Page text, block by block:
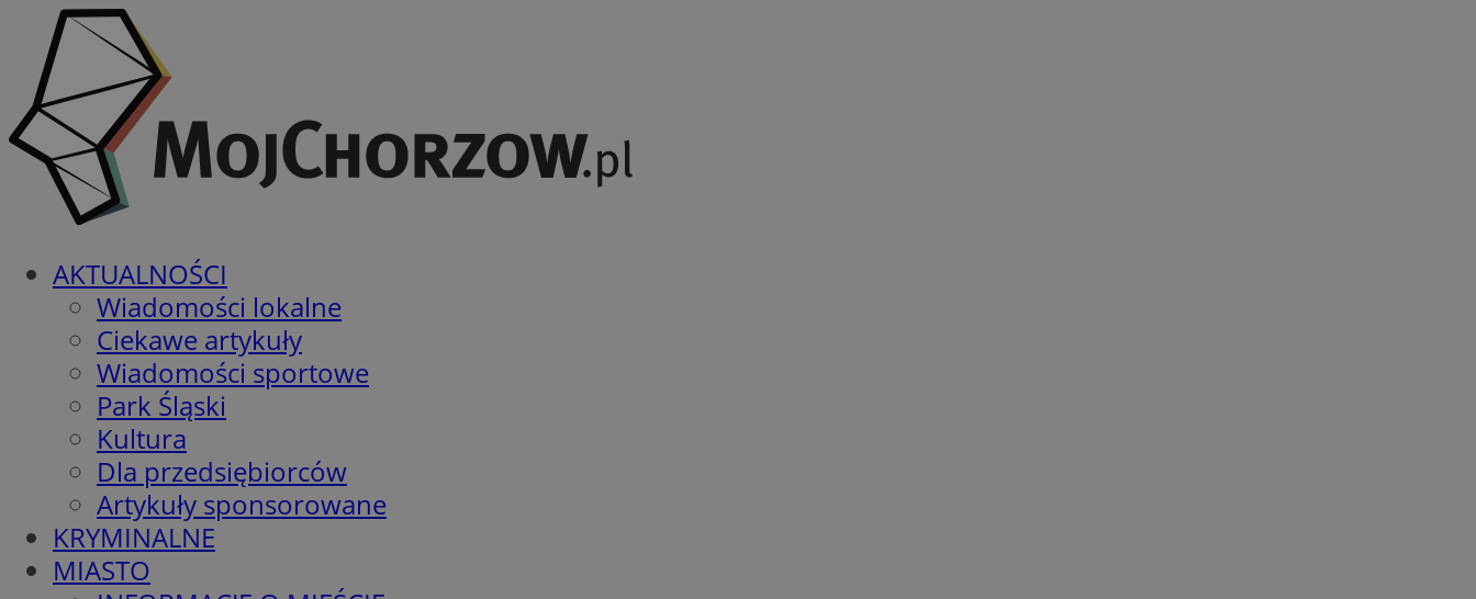
AKTUALNOŚCI
Wiadomości lokalne
Ciekawe artykuły
Wiadomości sportowe
Park Śląski
Kultura
Dla przedsiębiorców
Artykuły sponsorowane
KRYMINALNE
MIASTO